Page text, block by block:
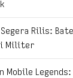
Segera Rilis:
Militer
Mobile